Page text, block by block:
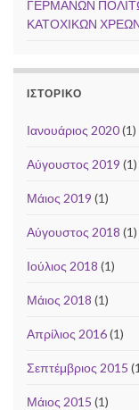
ΓΕΡΜΑΝΩΝ
ΚΑΤΟΧΙΚΩΝ
ΙΣΤΟΡΙΚΌ
Ιανουάριος 2020(1)
Αύγουστος 2019 (1)
Μάιος 2019 (1)
Αύγουστος 2018 (1)
Ιούλιος 2018 (1)
Μάιος 2018 (1)
Απρίλιος 2016(1)
Σεπτέμβριος 2015
Μάιος 2015 (1)